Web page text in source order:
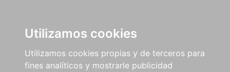
Utilizamos cookies
Utilizamos cookies propias y de terceros para
fines analíticos y mostrarle publicidad